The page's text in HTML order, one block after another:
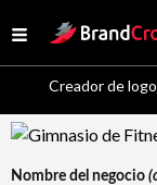
Open menu
Site Logo
Creador de
Logo Template
Nombre del negocio